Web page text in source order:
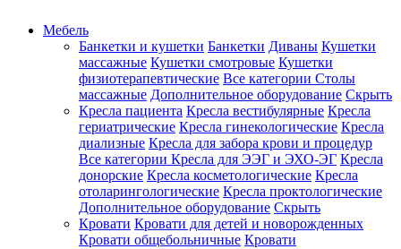
Мебель
Банкетки и кушетки Банкетки Диваны Кушетки
массажные Кушетки смотровые Кушетки
физиотерапевтические Все категории Столы
массажные Дополнительное оборудование Скрыть
Кресла пациента Кресла вестибулярные Кресла
гериатрические Кресла гинекологические Кресла
диализные Кресла для забора крови и процедур
Все категории Кресла для ЭЭГ и ЭХО-ЭГ Кресла
донорские Кресла косметологические Кресла
отоларингологические Кресла проктологические
Дополнительное оборудование Скрыть
Кровати Кровати для детей и новорожденных
Кровати общебольничные Кровати